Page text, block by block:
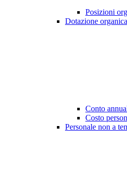
Posizioni
Dotazione organica
Conto
Costo
Personale non a